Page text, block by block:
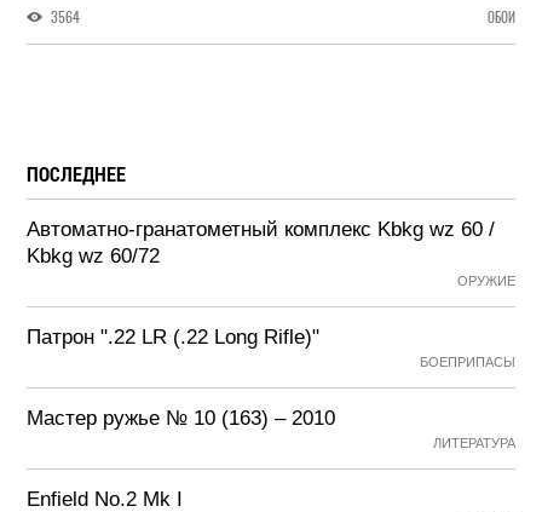
3564 ОБОИ
ПОСЛЕДНЕЕ
Автоматно-гранатометный комплекс Kbkg wz 60 /
Kbkg wz 60/72
ОРУЖИЕ
Патрон ".22 LR (.22 Long Rifle)"
БОЕПРИПАСЫ
Мастер ружье № 10 (163) – 2010
ЛИТЕРАТУРА
Enfield No.2 Mk I